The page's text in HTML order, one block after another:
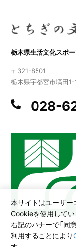
本サイトはユーザー
Cookieを使用してい
右記のバナーで「同
利用することにより
栃木県生活文化スポ
〒321-8501
栃木県宇都宮市塙田
028-
©2026 All Rights